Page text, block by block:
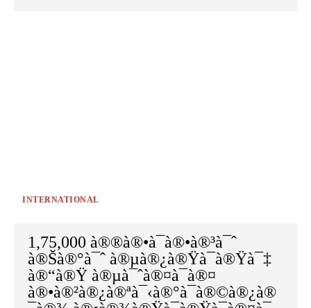
INTERNATIONAL
1,75,000 à®®à®•à¯à®•à®³à¯ˆ
à®Šà®°à¯ˆ à®µà®¿à®Ÿà¯à®Ÿà¯‡
à®“à®Ÿ à®µà¯ˆà®¤à¯à®¤
à®•à®²à®¿à®ªà¯‹à®°à¯à®©à®¿à®